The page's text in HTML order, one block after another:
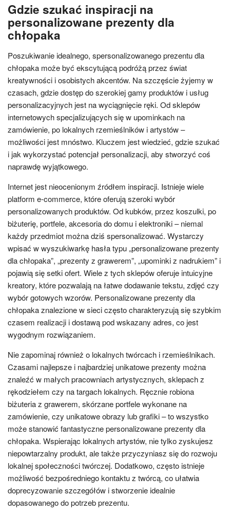
Gdzie szukać inspiracji na
personalizowane prezenty dla
chłopaka
Poszukiwanie idealnego, spersonalizowanego prezentu dla
chłopaka może być ekscytującą podróżą przez świat
kreatywności i osobistych akcentów. Na szczęście żyjemy w
czasach, gdzie dostęp do szerokiej gamy produktów i usług
personalizacyjnych jest na wyciągnięcie ręki. Od sklepów
internetowych specjalizujących się w upominkach na
zamówienie, po lokalnych rzemieślników i artystów –
możliwości jest mnóstwo. Kluczem jest wiedzieć, gdzie szukać
i jak wykorzystać potencjał personalizacji, aby stworzyć coś
naprawdę wyjątkowego.
Internet jest nieocenionym źródłem inspiracji. Istnieje wiele
platform e-commerce, które oferują szeroki wybór
personalizowanych produktów. Od kubków, przez koszulki, po
biżuterię, portfele, akcesoria do domu i elektroniki – niemal
każdy przedmiot można dziś spersonalizować. Wystarczy
wpisać w wyszukiwarkę hasła typu „personalizowane prezenty
dla chłopaka”, „prezenty z grawerem”, „upominki z nadrukiem” i
pojawią się setki ofert. Wiele z tych sklepów oferuje intuicyjne
kreatory, które pozwalają na łatwe dodawanie tekstu, zdjęć czy
wybór gotowych wzorów. Personalizowane prezenty dla
chłopaka znalezione w sieci często charakteryzują się szybkim
czasem realizacji i dostawą pod wskazany adres, co jest
wygodnym rozwiązaniem.
Nie zapominaj również o lokalnych twórcach i rzemieślnikach.
Czasami najlepsze i najbardziej unikatowe prezenty można
znaleźć w małych pracowniach artystycznych, sklepach z
rękodziełem czy na targach lokalnych. Ręcznie robiona
biżuteria z grawerem, skórzane portfele wykonane na
zamówienie, czy unikatowe obrazy lub grafiki – to wszystko
może stanowić fantastyczne personalizowane prezenty dla
chłopaka. Wspierając lokalnych artystów, nie tylko zyskujesz
niepowtarzalny produkt, ale także przyczyniasz się do rozwoju
lokalnej społeczności twórczej. Dodatkowo, często istnieje
możliwość bezpośredniego kontaktu z twórcą, co ułatwia
doprecyzowanie szczegółów i stworzenie idealnie
dopasowanego do potrzeb prezentu.